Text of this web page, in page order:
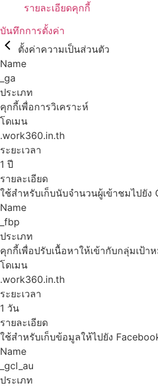
รายละเอียดคุกกี้
บันทึกการตั้งค่า
ตั้งค่าความเป็นส่วนตัว
Name
_ga
ประเภท
คุกกี้เพื่อการวิเคราะห์
โดเมน
.work360.in.th
ระยะเวลา
1 ปี
รายละเอียด
ใช้สำหรับเก็บนับจำนวนผู้เข้าชมไปยัง
Name
_fbp
ประเภท
คุกกี้เพื่อปรับเนื้อหาให้เข้ากับกลุ่มเป้า
โดเมน
.work360.in.th
ระยะเวลา
1 วัน
รายละเอียด
ใช้สำหรับเก็บข้อมูลให้ไปยัง
Name
_gcl_au
ประเภท